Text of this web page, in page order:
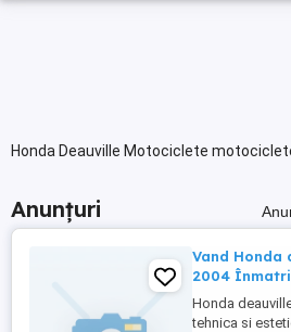
Honda Deauville Motociclete
Anunțuri
Vand Honda
2004
Honda
tehnica si